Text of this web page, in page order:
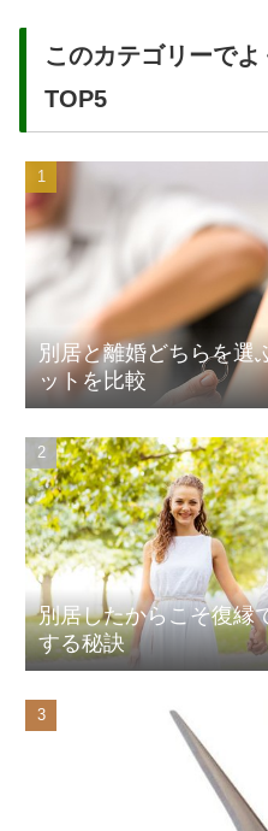
このカテゴリーで
TOP5
別居と離婚どちらを選
ットを比較
別居したからこそ復縁
する秘訣